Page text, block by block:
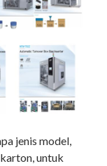
jenis model,
untuk